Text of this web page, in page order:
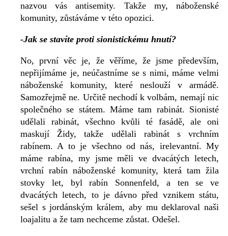
nazvou vás antisemity. Takže my, náboženské
komunity, zůstáváme v této opozici.
-Jak se stavíte proti sionistickému hnutí?
No, první věc je, že věříme, že jsme především,
nepřijímáme je, neúčastníme se s nimi, máme velmi
náboženské komunity, které neslouží v armádě.
Samozřejmě ne. Určitě nechodí k volbám, nemají nic
společného se státem. Máme tam rabinát. Sionisté
udělali rabinát, všechno kvůli té fasádě, ale oni
maskují Židy, takže udělali rabinát s vrchním
rabínem. A to je všechno od nás, irelevantní. My
máme rabína, my jsme měli ve dvacátých letech,
vrchní rabín náboženské komunity, která tam žila
stovky let, byl rabín Sonnenfeld, a ten se ve
dvacátých letech, to je dávno před vznikem státu,
sešel s jordánským králem, aby mu deklaroval naši
loajalitu a že tam nechceme zůstat. Odešel.